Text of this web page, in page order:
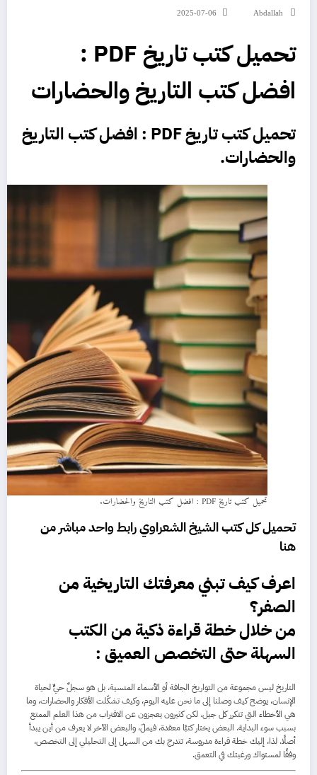
Abdallah
2025-07-06
تحميل كتب تاريخ PDF :
افضل كتب التاريخ والحضارات
تحميل كتب تاريخ PDF
: افضل كتب التاريخ
والحضارات.
تحميل كتب تاريخ PDF : افضل كتب التاريخ والحضارات.
تحميل كل كتب الشيخ الشعراوي رابط واحد مباشر من
هنا
اعرف كيف تبني معرفتك التاريخية من
الصفر؟
من خلال خطة قراءة ذكية من الكتب
السهلة حتى التخصص العميق :
التاريخ ليس مجموعة من التواريخ الجافة أو الأسماء المنسية. بل هو سجلٌ حيٌّ لحياة
الإنسان، يوضح كيف وصلنا إلى ما نحن عليه اليوم، وكيف تشكّلت الأفكار والحضارات، وما
هي الأخطاء التي تتكرر كل جيل. لكن كثيرون يعجزون عن الاقتراب من هذا العلم الممتع
بسبب سوء البداية. البعض يختار كتبًا معقدة، فيملّ، والبعض الآخر لا يعرف من أين يبدأ
أصلًا. لذا، إليك خطة قراءة مدروسة، تتدرج بك من السهل إلى التحليلي إلى التخصص،
وفقًا لمستواك ورغبتك في التعمق.